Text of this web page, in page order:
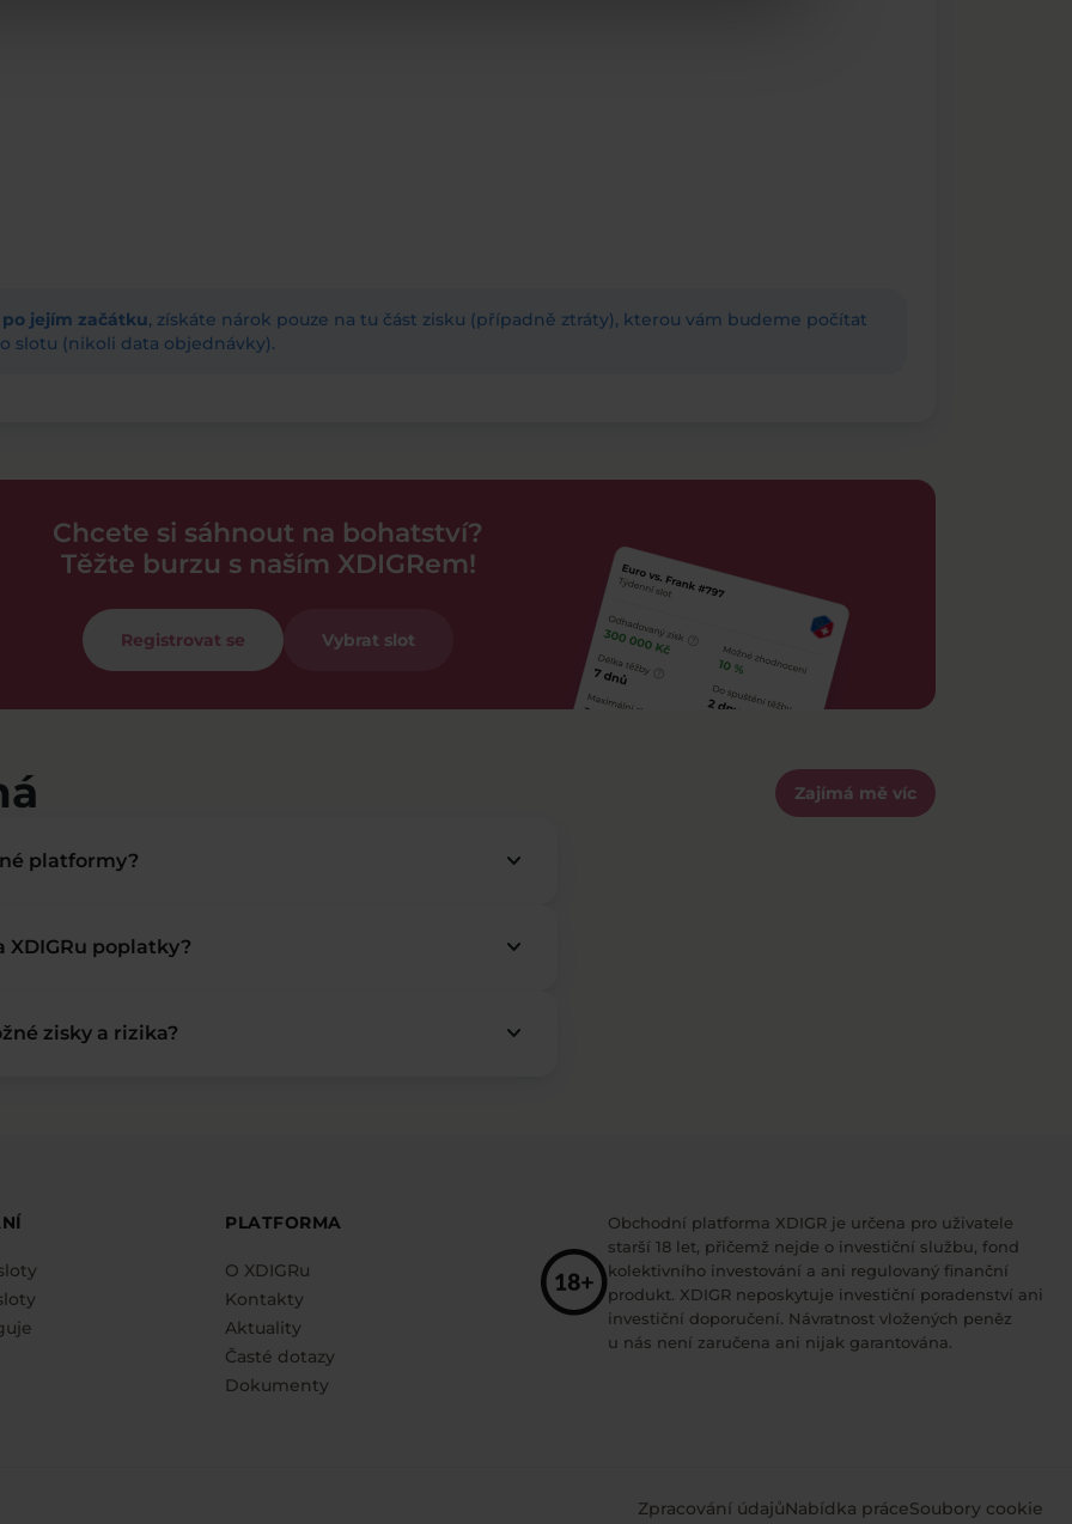
jejím začátku, získáte nárok pouze na tu část zisku (případně ztráty), kterou vám budeme počítat
slotu (nikoli data objednávky).
Chcete si sáhnout na bohatství?
Těžte burzu s naším XDIGRem!
Registrovat se Vybrat slot
Zajímá mě víc
platformy? keyboard_arrow_down
XDIGRu poplatky? keyboard_arrow_down
zisky a rizika? keyboard_arrow_down
PLATFORMA
O XDIGRu
Kontakty
Aktuality
Časté dotazy
Dokumenty
Obchodní platforma XDIGR je určena pro uživatele
starší 18 let, přičemž nejde o investiční službu, fond
kolektivního investování a ani regulovaný finanční
produkt. XDIGR neposkytuje investiční poradenství ani
investiční doporučení. Návratnost vložených peněz
u nás není zaručena ani nijak garantována.
Zpracování údajůNabídka práceSoubory cookie